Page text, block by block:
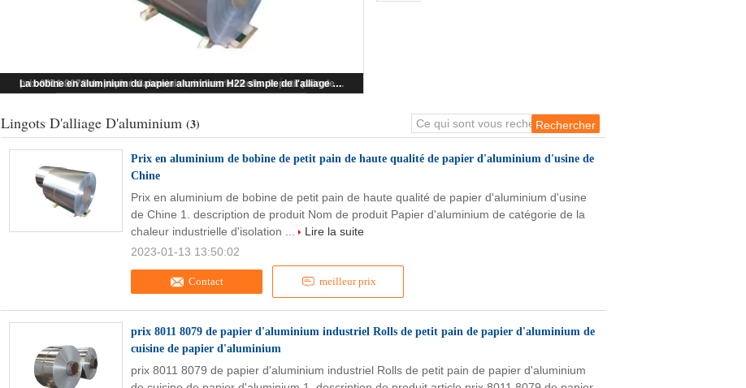
Prix en aluminium de bobine de petit pain de haute qualité de papier d'aluminium d'usine de Chine
Lingots D'alliage D'aluminium (3)
Prix en aluminium de bobine de petit pain de haute qualité de papier d'aluminium d'usine de
Chine
Contact meilleur prix
Prix en aluminium de bobine de petit pain de haute qualité de papier d'aluminium d'usine
de Chine 1. description de produit Nom de produit Papier d'aluminium de catégorie de la
chaleur industrielle d'isolation ...
Lire la suite
2023-01-13 13:50:02
prix 8011 8079 de papier d'aluminium industriel Rolls de petit pain de papier d'aluminium de
cuisine de papier d'aluminium
prix 8011 8079 de papier d'aluminium industriel Rolls de petit pain de papier d'aluminium